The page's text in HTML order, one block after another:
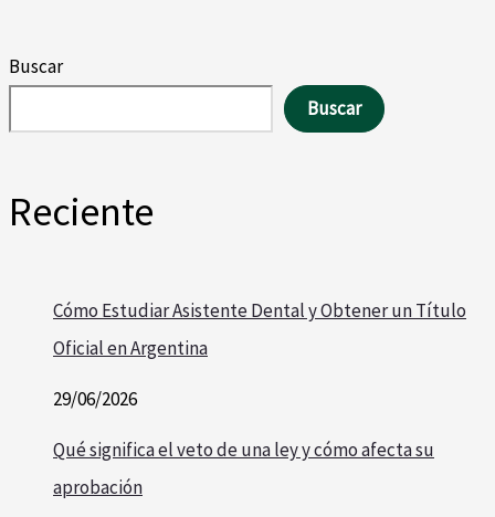
Buscar
Buscar
Reciente
Cómo Estudiar Asistente Dental y Obtener un Título
Oficial en Argentina
29/06/2026
Qué significa el veto de una ley y cómo afecta su
aprobación